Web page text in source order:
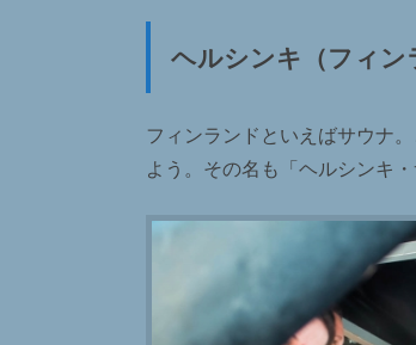
ヘルシンキ（フィン
フィンランドといえばサウナ
よう。その名も「ヘルシンキ・